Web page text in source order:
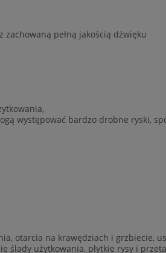
pełną jakością dźwięku
występować bardzo drobne ryski,
otarcia na krawędziach i grzbiecie,
ślady użytkowania, płytkie rysy i